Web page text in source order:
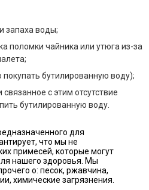
запаха воды;
поломки чайника или утюга из-за
бутилированную воду);
с этим отсутствие
бутилированную воду.
для
что мы не
примесей, которые могут
нашего здоровья. Мы
о: песок, ржавчина,
химические загрязнения.